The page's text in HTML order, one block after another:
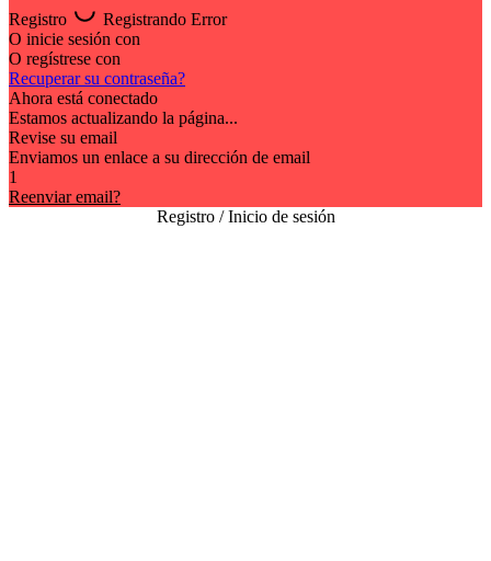
Registro
Registrando Error
O inicie sesión con
O regístrese con
Recuperar su contraseña?
Ahora está conectado
Estamos actualizando la página...
Revise su email
Enviamos un enlace a su dirección de email
1
Reenviar email?
Registro / Inicio de sesión